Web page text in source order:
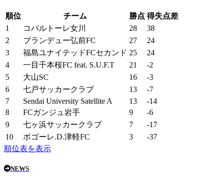
順位 チーム 勝点 得失点差
1
コバルトーレ女川 28
38
2
ブランデュー弘前FC 27
24
3
福島ユナイテッドFCセカンド 25
24
4
一目千本桜FC feat. S.U.F.T 21
-2
5
大山SC 16
-3
6
七戸サッカークラブ 13
-7
7
Sendai University Satellite A 13
-14
8
FCガンジュ岩手 9
-6
9
七ヶ浜サッカークラブ 7
-17
10
ボゴーレ.D.津軽FC 3
-37
順位表を表示
NEWS